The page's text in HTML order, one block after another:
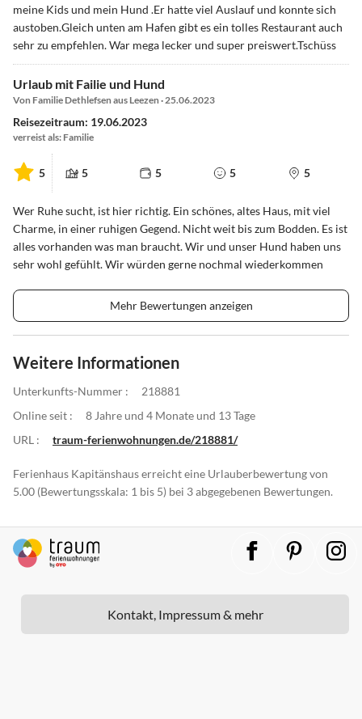
meine Kids und mein Hund .Er hatte viel Auslauf und konnte sich
austoben.Gleich unten am Hafen gibt es ein tolles Restaurant auch
sehr zu empfehlen. War mega lecker und super preiswert.Tschüss
Urlaub mit Failie und Hund
Von Familie Dethlefsen aus Leezen · 25.06.2023
Reisezeitraum: 19.06.2023
verreist als: Familie
5 5 5 5 5
Wer Ruhe sucht, ist hier richtig. Ein schönes, altes Haus, mit viel
Charme, in einer ruhigen Gegend. Nicht weit bis zum Bodden. Es ist
alles vorhanden was man braucht. Wir und unser Hund haben uns
sehr wohl gefühlt. Wir würden gerne nochmal wiederkommen
Mehr Bewertungen anzeigen
Weitere Informationen
Unterkunfts-Nummer :
218881
Online seit :
8 Jahre und 4 Monate und 13 Tage
URL :
traum-ferienwohnungen.de/218881/
Ferienhaus Kapitänshaus erreicht eine Urlauberbewertung von
5.00 (Bewertungsskala: 1 bis 5) bei 3 abgegebenen Bewertungen.
Kontakt, Impressum & mehr